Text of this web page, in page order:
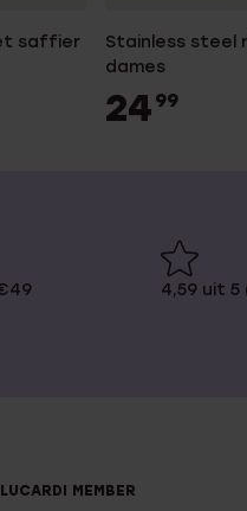
saffier
Stainless steel
dames
24 99
4,59 uit 5
LUCARDI MEMBER